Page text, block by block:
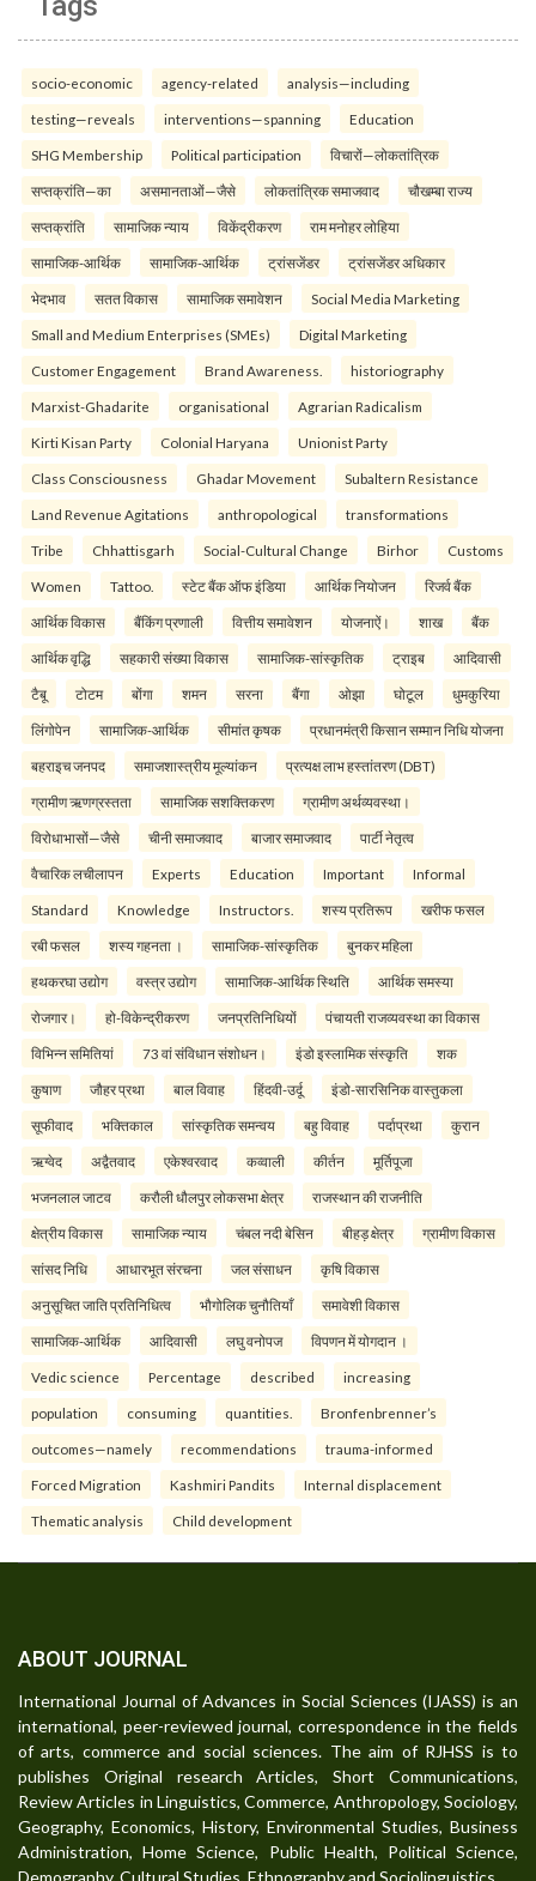
socio-economic agency-related analysis—including
testing—reveals interventions—spanning Education
SHG Membership Political participation विचारों—लोकतांत्रिक
सप्तक्रांति—का असमानताओं—जैसे लोकतांत्रिक समाजवाद चौखम्बा राज्य
सप्तक्रांति सामाजिक न्याय विकेंद्रीकरण राम मनोहर लोहिया
सामाजिक-आर्थिक सामाजिक-आर्थिक ट्रांसजेंडर ट्रांसजेंडर अधिकार
भेदभाव सतत विकास सामाजिक समावेशन Social Media Marketing
Small and Medium Enterprises (SMEs) Digital Marketing
Customer Engagement Brand Awareness. historiography
Marxist-Ghadarite organisational Agrarian Radicalism
Kirti Kisan Party Colonial Haryana Unionist Party
Class Consciousness Ghadar Movement Subaltern Resistance
Land Revenue Agitations anthropological transformations
Tribe Chhattisgarh Social-Cultural Change Birhor Customs
Women Tattoo. स्टेट बैंक ऑफ इंडिया आर्थिक नियोजन रिजर्व बैंक
आर्थिक विकास बैंकिंग प्रणाली वित्तीय समावेशन योजनाऐं। शाख बैंक
आर्थिक वृद्धि सहकारी संख्या विकास सामाजिक-सांस्कृतिक ट्राइब आदिवासी
टैबू टोटम बोंगा शमन सरना बैंगा ओझा घोटूल धुमकुरिया
लिंगोपेन सामाजिक-आर्थिक सीमांत कृषक प्रधानमंत्री किसान सम्मान निधि योजना
बहराइच जनपद समाजशास्त्रीय मूल्यांकन प्रत्यक्ष लाभ हस्तांतरण (DBT)
ग्रामीण ऋणग्रस्तता सामाजिक सशक्तिकरण ग्रामीण अर्थव्यवस्था।
विरोधाभासों—जैसे चीनी समाजवाद बाजार समाजवाद पार्टी नेतृत्व
वैचारिक लचीलापन Experts Education Important Informal
Standard Knowledge Instructors. शस्य प्रतिरूप खरीफ फसल
रबी फसल शस्य गहनता । सामाजिक-सांस्कृतिक बुनकर महिला
हथकरघा उद्योग वस्त्र उद्योग सामाजिक-आर्थिक स्थिति आर्थिक समस्या
रोजगार। हो-विकेन्द्रीकरण जनप्रतिनिधियों पंचायती राजव्यवस्था का विकास
विभिन्न समितियां 73 वां संविधान संशोधन। इंडो इस्लामिक संस्कृति शक
कुषाण जौहर प्रथा बाल विवाह हिंदवी-उर्दू इंडो-सारसिनिक वास्तुकला
सूफीवाद भक्तिकाल सांस्कृतिक समन्वय बहु विवाह पर्दाप्रथा कुरान
ऋग्वेद अद्वैतवाद एकेश्वरवाद कव्वाली कीर्तन मूर्तिपूजा
भजनलाल जाटव करौली धौलपुर लोकसभा क्षेत्र राजस्थान की राजनीति
क्षेत्रीय विकास सामाजिक न्याय चंबल नदी बेसिन बीहड़ क्षेत्र ग्रामीण विकास
सांसद निधि आधारभूत संरचना जल संसाधन कृषि विकास
अनुसूचित जाति प्रतिनिधित्व भौगोलिक चुनौतियाँ समावेशी विकास
सामाजिक-आर्थिक आदिवासी लघु वनोपज विपणन में योगदान ।
Vedic science Percentage described increasing
population consuming quantities. Bronfenbrenner’s
outcomes—namely recommendations trauma-informed
Forced Migration Kashmiri Pandits Internal displacement
Thematic analysis Child development
ABOUT JOURNAL
International Journal of Advances in Social Sciences (IJASS) is an
international, peer-reviewed journal, correspondence in the fields
of arts, commerce and social sciences. The aim of RJHSS is to
publishes Original research Articles, Short Communications,
Review Articles in Linguistics, Commerce, Anthropology, Sociology,
Geography, Economics, History, Environmental Studies, Business
Administration, Home Science, Public Health, Political Science,
Demography, Cultural Studies, Ethnography and Sociolinguistics